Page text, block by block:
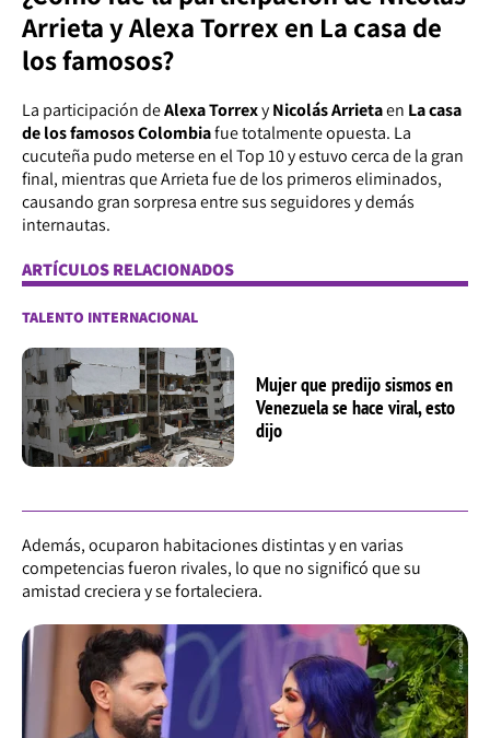
Arrieta y Alexa Torrex en La casa de
los famosos?
La participación deAlexa TorrexyNicolás Arrietaen La casa
de los famosos Colombiafue totalmente opuesta. La
cucuteña pudo meterse en el Top 10 y estuvo cerca de la gran
final, mientras que Arrieta fue de los primeros eliminados,
causando gran sorpresa entre sus seguidores y demás
internautas.
ARTÍCULOS RELACIONADOS
TALENTO INTERNACIONAL
Mujer que predijo sismos en
Venezuela se hace viral, esto
dijo
Además, ocuparon habitaciones distintas y en varias
competencias fueron rivales, lo que no significó que su
amistad creciera y se fortaleciera.